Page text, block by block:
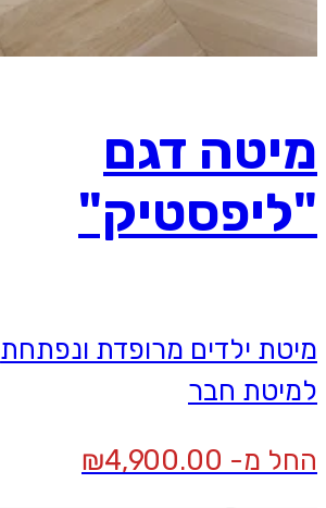
מיטה דגם
"ליפסטיק"
מיטת ילדים מרופדת ונפתחת
למיטת חבר
החל מ- ₪4,900.00